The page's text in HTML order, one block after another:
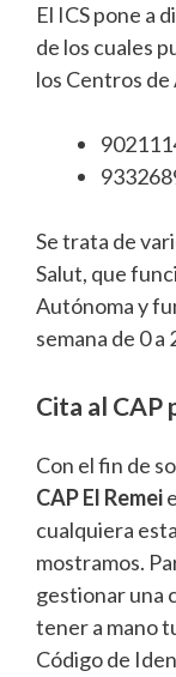
El ICS pone a
de los cuales
los Centros
Se trata de
Salut, que
Autónoma y
semana de 0 a
Cita al
Con el fin de
CAP El Remei
cualquiera
mostramos.
gestionar una
tener a mano
Código de